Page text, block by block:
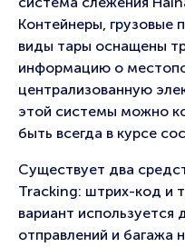
Контейнеры, грузовые
виды тары оснащены
информацию о
централизованную
этой системы можно
быть всегда в курсе
Существует два
Tracking: штрих-код и
вариант
отправлений и багажа